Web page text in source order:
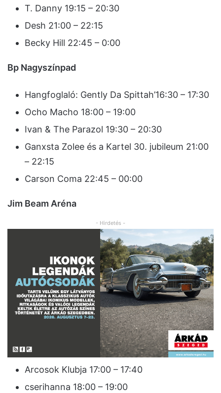
T. Danny 19:15 – 20:30
Desh 21:00 – 22:15
Becky Hill 22:45 – 0:00
Bp Nagyszínpad
Hangfoglaló: Gently Da Spittah’16:30 – 17:30
Ocho Macho 18:00 – 19:00
Ivan & The Parazol 19:30 – 20:30
Ganxsta Zolee és a Kartel 30. jubileum 21:00
– 22:15
Carson Coma 22:45 – 00:00
Jim Beam Aréna
- Hirdetés -
Arcosok Klubja 17:00 – 17:40
cserihanna 18:00 – 19:00